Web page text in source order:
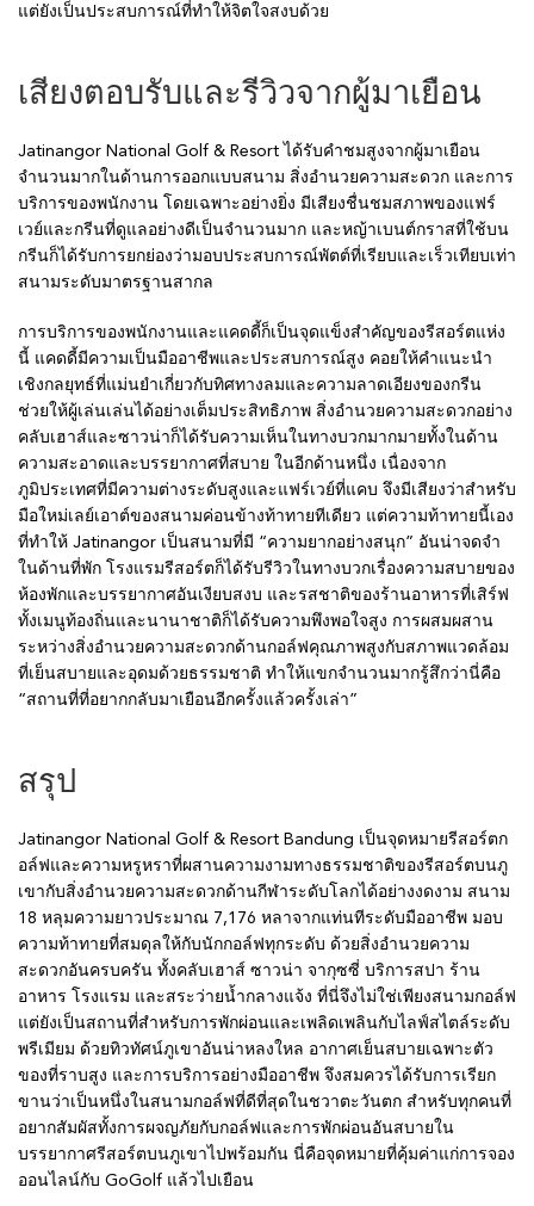
แต่ยังเป็นประสบการณ์ที่ทำให้จิตใจสงบด้วย
เสียงตอบรับและรีวิวจากผู้มาเยือน
Jatinangor National Golf & Resort ได้รับคำชมสูงจากผู้มาเยือน
จำนวนมากในด้านการออกแบบสนาม สิ่งอำนวยความสะดวก และการ
บริการของพนักงาน โดยเฉพาะอย่างยิ่ง มีเสียงชื่นชมสภาพของแฟร์
เวย์และกรีนที่ดูแลอย่างดีเป็นจำนวนมาก และหญ้าเบนต์กราสที่ใช้บน
กรีนก็ได้รับการยกย่องว่ามอบประสบการณ์พัตต์ที่เรียบและเร็วเทียบเท่า
สนามระดับมาตรฐานสากล
การบริการของพนักงานและแคดดี้ก็เป็นจุดแข็งสำคัญของรีสอร์ตแห่ง
นี้ แคดดี้มีความเป็นมืออาชีพและประสบการณ์สูง คอยให้คำแนะนำ
เชิงกลยุทธ์ที่แม่นยำเกี่ยวกับทิศทางลมและความลาดเอียงของกรีน
ช่วยให้ผู้เล่นเล่นได้อย่างเต็มประสิทธิภาพ สิ่งอำนวยความสะดวกอย่าง
คลับเฮาส์และซาวน่าก็ได้รับความเห็นในทางบวกมากมายทั้งในด้าน
ความสะอาดและบรรยากาศที่สบาย ในอีกด้านหนึ่ง เนื่องจาก
ภูมิประเทศที่มีความต่างระดับสูงและแฟร์เวย์ที่แคบ จึงมีเสียงว่าสำหรับ
มือใหม่เลย์เอาต์ของสนามค่อนข้างท้าทายทีเดียว แต่ความท้าทายนี้เอง
ที่ทำให้ Jatinangor เป็นสนามที่มี “ความยากอย่างสนุก” อันน่าจดจำ
ในด้านที่พัก โรงแรมรีสอร์ตก็ได้รับรีวิวในทางบวกเรื่องความสบายของ
ห้องพักและบรรยากาศอันเงียบสงบ และรสชาติของร้านอาหารที่เสิร์ฟ
ทั้งเมนูท้องถิ่นและนานาชาติก็ได้รับความพึงพอใจสูง การผสมผสาน
ระหว่างสิ่งอำนวยความสะดวกด้านกอล์ฟคุณภาพสูงกับสภาพแวดล้อม
ที่เย็นสบายและอุดมด้วยธรรมชาติ ทำให้แขกจำนวนมากรู้สึกว่านี่คือ
“สถานที่ที่อยากกลับมาเยือนอีกครั้งแล้วครั้งเล่า”
สรุป
Jatinangor National Golf & Resort Bandung เป็นจุดหมายรีสอร์ตก
อล์ฟและความหรูหราที่ผสานความงามทางธรรมชาติของรีสอร์ตบนภู
เขากับสิ่งอำนวยความสะดวกด้านกีฬาระดับโลกได้อย่างงดงาม สนาม
18 หลุมความยาวประมาณ 7,176 หลาจากแท่นทีระดับมืออาชีพ มอบ
ความท้าทายที่สมดุลให้กับนักกอล์ฟทุกระดับ ด้วยสิ่งอำนวยความ
สะดวกอันครบครัน ทั้งคลับเฮาส์ ซาวน่า จากุซซี่ บริการสปา ร้าน
อาหาร โรงแรม และสระว่ายน้ำกลางแจ้ง ที่นี่จึงไม่ใช่เพียงสนามกอล์ฟ
แต่ยังเป็นสถานที่สำหรับการพักผ่อนและเพลิดเพลินกับไลฟ์สไตล์ระดับ
พรีเมียม ด้วยทิวทัศน์ภูเขาอันน่าหลงใหล อากาศเย็นสบายเฉพาะตัว
ของที่ราบสูง และการบริการอย่างมืออาชีพ จึงสมควรได้รับการเรียก
ขานว่าเป็นหนึ่งในสนามกอล์ฟที่ดีที่สุดในชวาตะวันตก สำหรับทุกคนที่
อยากสัมผัสทั้งการผจญภัยกับกอล์ฟและการพักผ่อนอันสบายใน
บรรยากาศรีสอร์ตบนภูเขาไปพร้อมกัน นี่คือจุดหมายที่คุ้มค่าแก่การจอง
ออนไลน์กับ GoGolf แล้วไปเยือน